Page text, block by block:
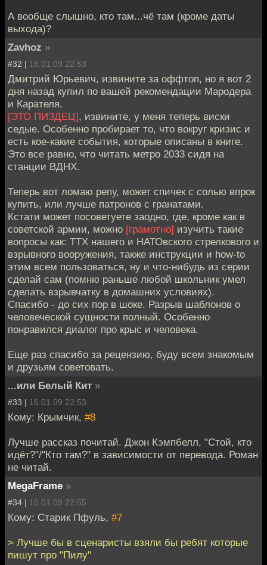
А вообще слышно, кто там...чё там (кроме даты
выхода)?
Zavhoz »
#32 | 16.01.09 22:53
Дмитрий Юрьевич, извините за оффтоп, но я вот 2
дня назад купил по вашей рекомендации Мародера
и Карателя.
[ЭТО ПИЗДЕЦ], извините, у меня теперь виски
седые. Особенно пробирает то, что вокруг кризис и
есть кое-какие события, которые описаны в книге.
Это все равно, что читать метро 2033 сидя на
станции ВДНХ.
Теперь вот ломаю репу, может спичек с солью впрок
купить, или лучше патронов с гранатами.
Кстати может посоветуете заодно, где, кроме как в
советской армии, можно [грамотно] изучить такие
вопросы как: ТТХ нашего и НАТОвского стрелкового и
взрывного вооружения, также инструкции и how-to
этим всем пользоваться, ну и что-нибудь из серии
сделай сам (помню раньше любой школьник умел
сделать взрывчатку в домашних условиях).
Спасибо - до сих пор в шоке. Разрыв шаблонов о
человеческой сущности полный. Особенно
понравился диалог про крыс и человека.
Еще раз спасибо за рецензию, буду всем знакомым
и друзьям советовать.
...или Белый Кит »
#33 | 16.01.09 22:53
Кому: Крымчик, #8
Лучше рассказ почитай. Джон Кэмпбелл, "Стой, кто
идёт?"/"Кто там?" в зависимости от перевода. Роман
не читай.
MegaFrame »
#34 | 16.01.09 22:55
Кому: Старик Пфуль, #7
> Лучше бы в сценаристы взяли бы ребят которые
пишут про "Пилу"